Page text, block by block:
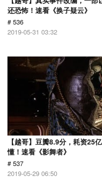
还恐怖！速看《换子疑云》
# 536
2019-05-31 03:32
【越哥】豆瓣8.9分，耗资25
懂！速看《影舞者》
# 537
2019-05-29 06:50